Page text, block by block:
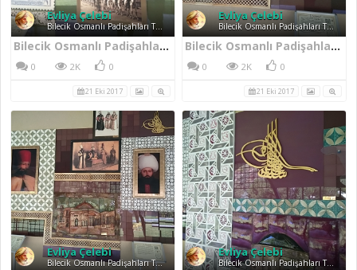
Evliya Çelebi
Bilecik Osmanlı Padişahları Tarih Şeridi
Bilecik Osmanlı Padişahları Tarih Şeridi Abdülmecid Han
0 2K 0
21 Eki 2017
Evliya Çelebi
Bilecik Osmanlı Padişahları Tarih Şeridi
Bilecik Osmanlı Padişahları Tarih Şeridi II. Mahmud
0 2K 0
21 Eki 2017
Evliya Çelebi
Bilecik Osmanlı Padişahları Tarih Şeridi
Evliya Çelebi
Bilecik Osmanlı Padişahları Tarih Şeridi